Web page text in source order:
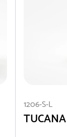
1206-S-L